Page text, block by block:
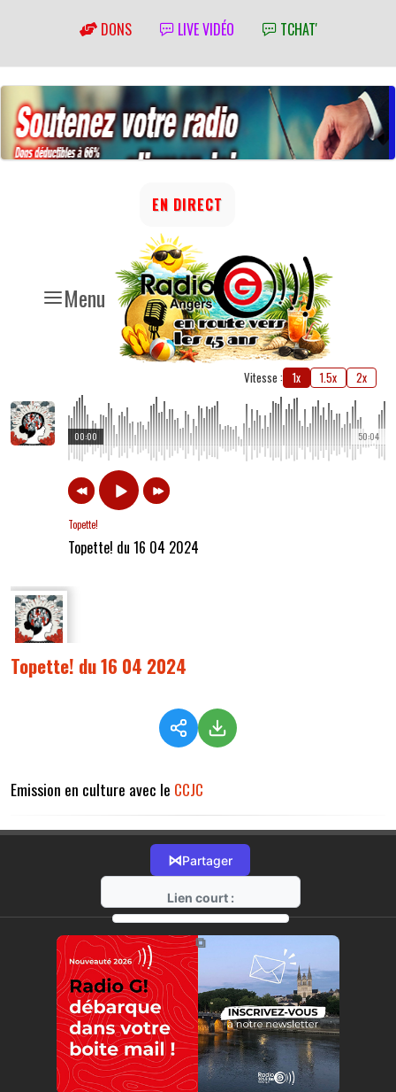
DONS LIVE VIDÉO TCHAT'
Menu
EN DIRECT
Vitesse : 1x 1.5x 2x
50:04
00:00
Topette!
Topette! du 16 04 2024
Topette! du 16 04 2024
Emission en culture avec le CCJC
⋈Partager
Lien court :
https://radio-g.fr?14519
⧉